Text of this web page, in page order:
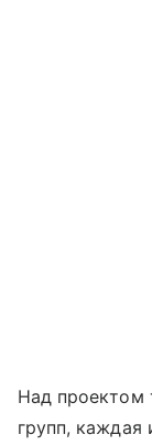
Над проектом
групп, каждая